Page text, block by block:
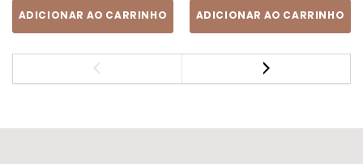
ADICIONAR AO CARRINHO ADICIONAR AO CARRINHO